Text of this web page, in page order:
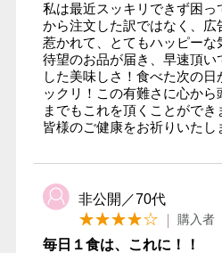
私は最近スッキリできず困
から注文した訳ではなく、広
惹かれて、とてもハッピーな
待望のお品が届き、早速頂い
した美味しさ！食べた次の
ックリ！この有難さに心か
までもこれを頂くことができ
皆様のご健康をお祈りいたし
非公開／70代
購入者
毎日１食は、これに！！